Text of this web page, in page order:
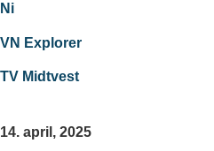
Ni
VN Explorer
TV Midtvest
14. april, 2025